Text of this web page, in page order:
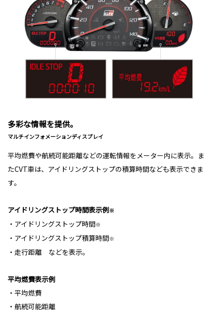
多彩な情報を提供。
マルチインフォメーションディスプレイ
平均燃費や航続可能距離などの運転情報をメーター内に表示。ま
たCVT車は、アイドリングストップの積算時間なども表示できま
す。
アイドリングストップ時間表示例※
・アイドリングストップ時間※
・アイドリングストップ積算時間※
・走行距離 などを表示。
平均燃費表示例
・平均燃費
・航続可能距離